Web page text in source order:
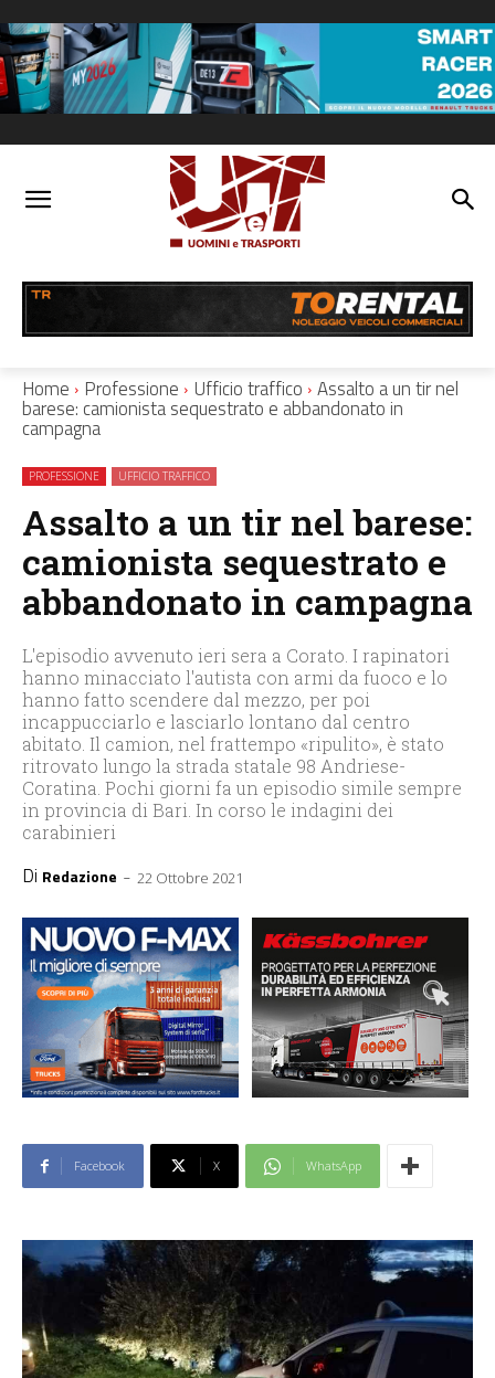
Home Professione Ufficio traffico Assalto a un tir nel
barese: camionista sequestrato e abbandonato in
campagna
PROFESSIONE UFFICIO TRAFFICO
Assalto a un tir nel barese:
camionista sequestrato e
abbandonato in campagna
L'episodio avvenuto ieri sera a Corato. I rapinatori
hanno minacciato l'autista con armi da fuoco e lo
hanno fatto scendere dal mezzo, per poi
incappucciarlo e lasciarlo lontano dal centro
abitato. Il camion, nel frattempo «ripulito», è stato
ritrovato lungo la strada statale 98 Andriese-
Coratina. Pochi giorni fa un episodio simile sempre
in provincia di Bari. In corso le indagini dei
carabinieri
Di Redazione - 22 Ottobre 2021
Facebook X WhatsApp